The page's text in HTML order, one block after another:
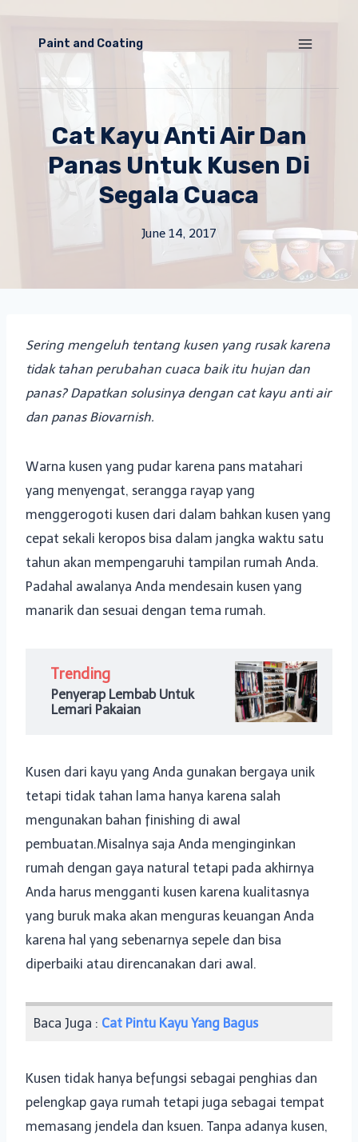
Paint and Coating
Cat Kayu Anti Air Dan
Panas Untuk Kusen Di
Segala Cuaca
June 14, 2017
Sering mengeluh tentang kusen yang rusak karena
tidak tahan perubahan cuaca baik itu hujan dan
panas? Dapatkan solusinya dengan cat kayu anti air
dan panas Biovarnish.
Warna kusen yang pudar karena pans matahari
yang menyengat, serangga rayap yang
menggerogoti kusen dari dalam bahkan kusen yang
cepat sekali keropos bisa dalam jangka waktu satu
tahun akan mempengaruhi tampilan rumah Anda.
Padahal awalanya Anda mendesain kusen yang
manarik dan sesuai dengan tema rumah.
Trending
Penyerap Lembab Untuk
Lemari Pakaian
Kusen dari kayu yang Anda gunakan bergaya unik
tetapi tidak tahan lama hanya karena salah
mengunakan bahan finishing di awal
pembuatan.Misalnya saja Anda menginginkan
rumah dengan gaya natural tetapi pada akhirnya
Anda harus mengganti kusen karena kualitasnya
yang buruk maka akan menguras keuangan Anda
karena hal yang sebenarnya sepele dan bisa
diperbaiki atau direncanakan dari awal.
Baca Juga : Cat Pintu Kayu Yang Bagus
Kusen tidak hanya befungsi sebagai penghias dan
pelengkap gaya rumah tetapi juga sebagai tempat
memasang jendela dan ksuen. Tanpa adanya kusen,